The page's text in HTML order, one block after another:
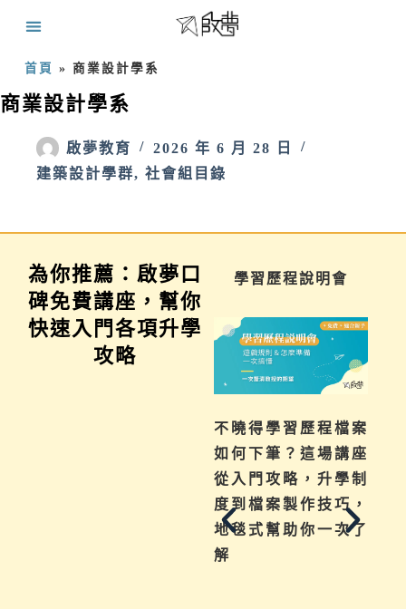
首頁 » 商業設計學系
商業設計學系
啟夢教育
2026 年 6 月 28 日
建築設計學群, 社會組目錄
為你推薦：啟夢口
碑免費講座，幫你
快速入門各項升學
攻略
家長講座 學習歷程說明會
不曉得學習歷程檔案
如何下筆？這場講座
從入門攻略，升學制
度到檔案製作技巧，
地毯式幫助你一次了
解